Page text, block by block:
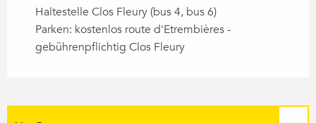
Haltestelle Clos Fleury (bus 4, bus 6)
Parken: kostenlos route d'Etrembières -
gebührenpflichtig Clos Fleury